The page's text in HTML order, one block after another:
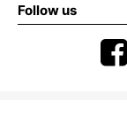
Follow us